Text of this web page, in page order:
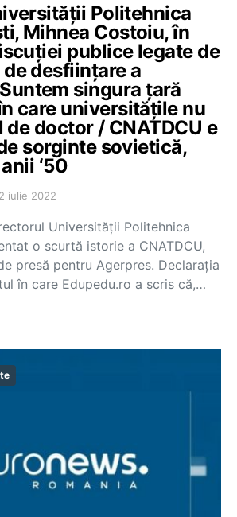
Politehnica
Mihnea Costoiu, în
publice legate de
desființare a
singura ţară
care universităţile nu
doctor / CNATDCU e
sorginte sovietică,
‘50
iulie 2022
Universității Politehnica
o scurtă istorie a CNATDCU,
presă pentru Agerpres. Declarația
în care Edupedu.ro a scris că,…